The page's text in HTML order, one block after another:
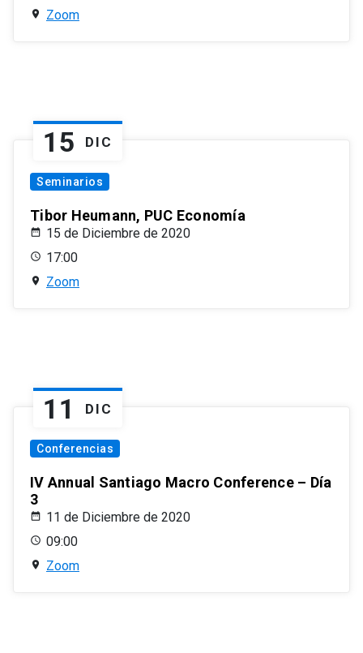
Zoom
15 DIC
Seminarios
Tibor Heumann, PUC Economía
15 de Diciembre de 2020
17:00
Zoom
11 DIC
Conferencias
IV Annual Santiago Macro Conference – Día
3
11 de Diciembre de 2020
09:00
Zoom